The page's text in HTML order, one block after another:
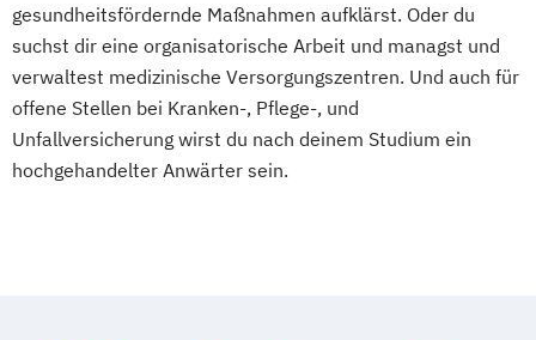
gesundheitsfördernde Maßnahmen aufklärst. Oder du
suchst dir eine organisatorische Arbeit und managst und
verwaltest medizinische Versorgungszentren. Und auch für
offene Stellen bei Kranken-, Pflege-, und
Unfallversicherung wirst du nach deinem Studium ein
hochgehandelter Anwärter sein.